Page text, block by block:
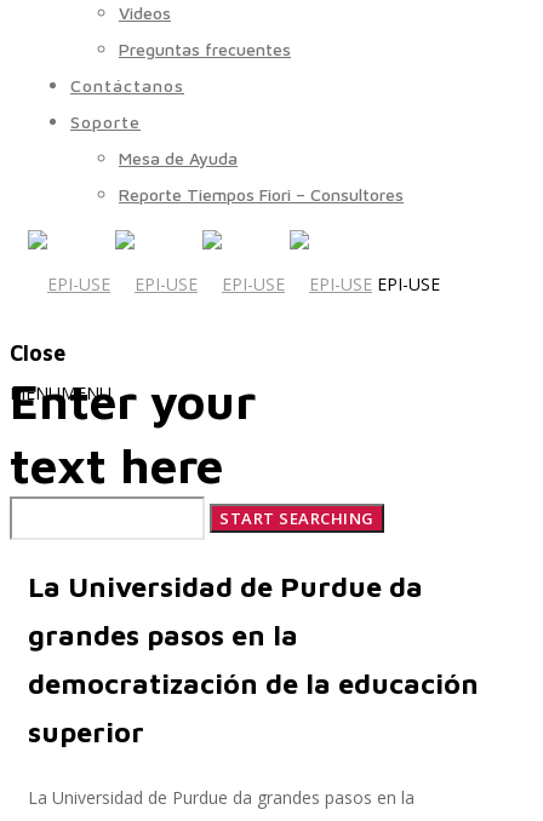
Videos
Preguntas frecuentes
Contáctanos
Soporte
Mesa de Ayuda
Reporte Tiempos Fiori – Consultores
EPI-USE
MENUMENU
Servicios
Servicios y productos cloud
Close
Enter your
text here
La Universidad de Purdue da
grandes pasos en la
democratización de la educación
superior
La Universidad de Purdue da grandes pasos en la